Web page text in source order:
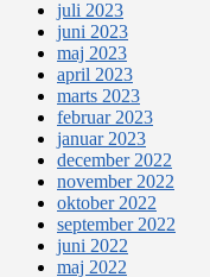
juli 2023
juni 2023
maj 2023
april 2023
marts 2023
februar 2023
januar 2023
december 2022
november 2022
oktober 2022
september 2022
juni 2022
maj 2022